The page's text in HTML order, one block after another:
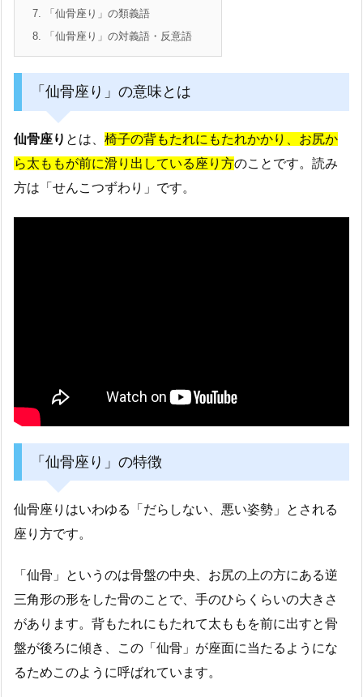
7. 「仙骨座り」の類義語
8. 「仙骨座り」の対義語・反意語
「仙骨座り」の意味とは
仙骨座り とは、 椅子の背もたれにもたれかかり、お尻か
ら太ももが前に滑り出している座り方のことです。読み
方は「せんこつずわり」です。
「仙骨座り」の特徴
仙骨座りはいわゆる「だらしない、悪い姿勢」とされる
座り方です。
「仙骨」というのは骨盤の中央、お尻の上の方にある逆
三角形の形をした骨のことで、手のひらくらいの大きさ
があります。背もたれにもたれて太ももを前に出すと骨
盤が後ろに傾き、この「仙骨」が座面に当たるようにな
るためこのように呼ばれています。